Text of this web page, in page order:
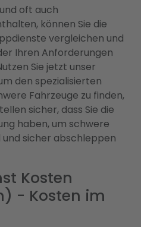
oft auch
können Sie die
vergleichen und
Ihren Anforderungen
Sie jetzt unser
den spezialisierten
Fahrzeuge zu finden,
sicher, dass Sie die
haben, um schwere
sicher abschleppen
Kosten
- Kosten im